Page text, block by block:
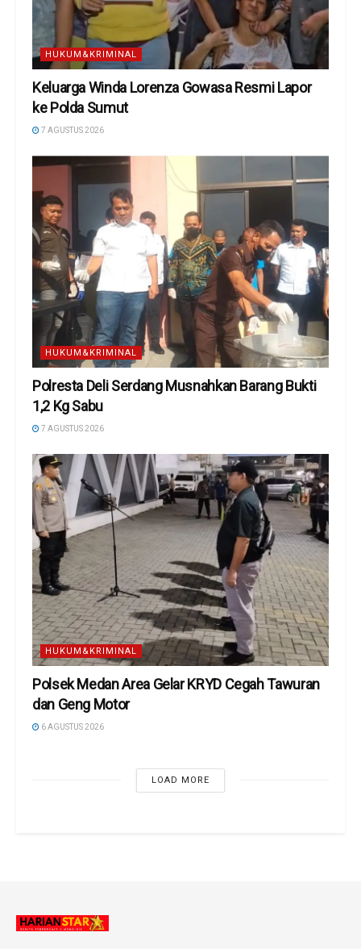
HUKUM&KRIMINAL
Keluarga Winda Lorenza Gowasa Resmi Lapor
ke Polda Sumut
7 AGUSTUS 2026
HUKUM&KRIMINAL
Polresta Deli Serdang Musnahkan Barang Bukti
1,2 Kg Sabu
7 AGUSTUS 2026
HUKUM&KRIMINAL
Polsek Medan Area Gelar KRYD Cegah Tawuran
dan Geng Motor
6 AGUSTUS 2026
LOAD MORE